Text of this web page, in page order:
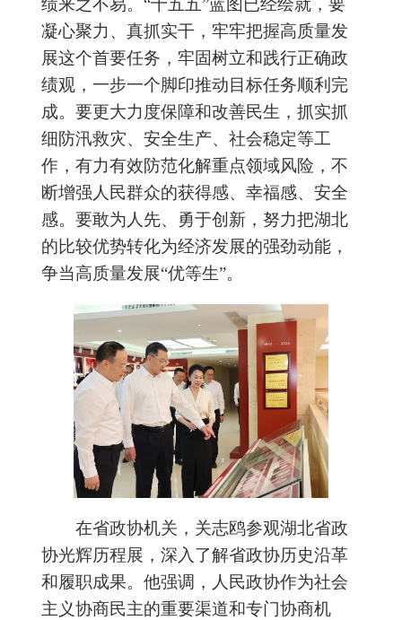
绩来之不易。“十五五”蓝图已经绘就，要
凝心聚力、真抓实干，牢牢把握高质量发
展这个首要任务，牢固树立和践行正确政
绩观，一步一个脚印推动目标任务顺利完
成。要更大力度保障和改善民生，抓实抓
细防汛救灾、安全生产、社会稳定等工
作，有力有效防范化解重点领域风险，不
断增强人民群众的获得感、幸福感、安全
感。要敢为人先、勇于创新，努力把湖北
的比较优势转化为经济发展的强劲动能，
争当高质量发展“优等生”。
在省政协机关，关志鸥参观湖北省政
协光辉历程展，深入了解省政协历史沿革
和履职成果。他强调，人民政协作为社会
主义协商民主的重要渠道和专门协商机